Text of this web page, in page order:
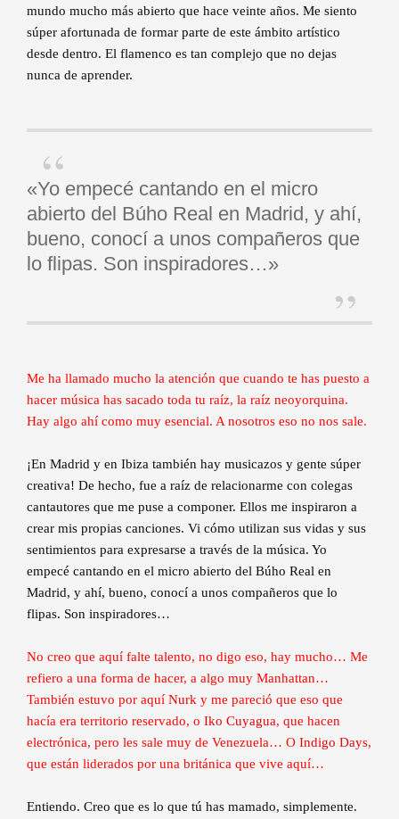
mundo mucho más abierto que hace veinte años. Me siento
súper afortunada de formar parte de este ámbito artístico
desde dentro. El flamenco es tan complejo que no dejas
nunca de aprender.
«Yo empecé cantando en el micro
abierto del Búho Real en Madrid, y ahí,
bueno, conocí a unos compañeros que
lo flipas. Son inspiradores…»
Me ha llamado mucho la atención que cuando te has puesto a
hacer música has sacado toda tu raíz, la raíz neoyorquina.
Hay algo ahí como muy esencial. A nosotros eso no nos sale.
¡En Madrid y en Ibiza también hay musicazos y gente súper
creativa! De hecho, fue a raíz de relacionarme con colegas
cantautores que me puse a componer. Ellos me inspiraron a
crear mis propias canciones. Vi cómo utilizan sus vidas y sus
sentimientos para expresarse a través de la música. Yo
empecé cantando en el micro abierto del Búho Real en
Madrid, y ahí, bueno, conocí a unos compañeros que lo
flipas. Son inspiradores…
No creo que aquí falte talento, no digo eso, hay mucho… Me
refiero a una forma de hacer, a algo muy Manhattan…
También estuvo por aquí Nurk y me pareció que eso que
hacía era territorio reservado, o Iko Cuyagua, que hacen
electrónica, pero les sale muy de Venezuela… O Indigo Days,
que están liderados por una británica que vive aquí…
Entiendo. Creo que es lo que tú has mamado, simplemente.